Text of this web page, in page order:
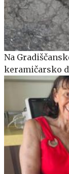
Na
keramičarsko